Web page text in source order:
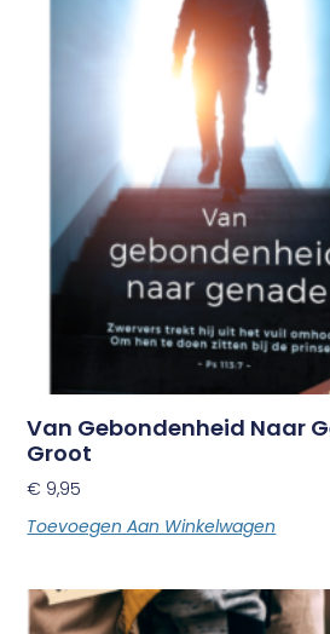
Van Gebondenheid Naar
Groot
€ 9,95
Toevoegen Aan Winkelwagen